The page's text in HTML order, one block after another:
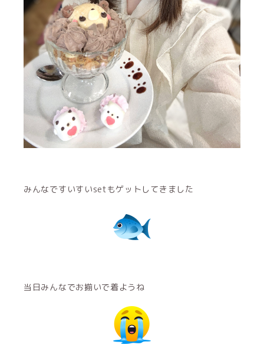
みんなですいすいsetもゲットしてきました
当日みんなでお揃いで着ようね